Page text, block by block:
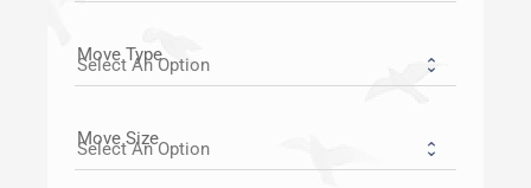
Move Type
Move Size